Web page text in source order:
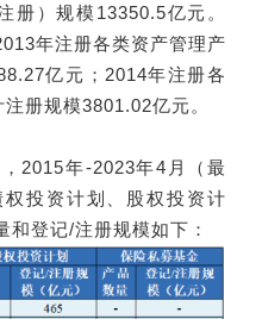
册）规模13350.5亿元。
年注册各类资产管理产
亿元；2014年注册各
册规模3801.02亿元。
2015年-2023年4月（最
投资计划、股权投资计
登记/注册规模如下：